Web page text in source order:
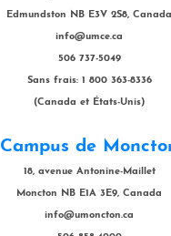
Edmundston NB E3V 2S8, Canada
info@umce.ca
506 737-5049
Sans frais: 1 800 363-8336
(Canada et États-Unis)
Campus de
18, avenue Antonine-Maillet
Moncton NB E1A 3E9, Canada
info@umoncton.ca